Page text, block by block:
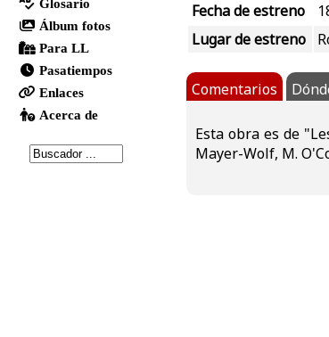
Fecha de estreno
Lugar de estreno
Comentarios
Esta obra es de
Mayer-Wolf, M.